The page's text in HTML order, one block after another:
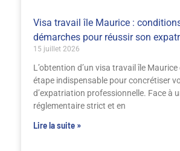
Visa travail île Maurice :
démarches pour réussir son
15 juillet 2026
L’obtention d’un visa travail île
étape indispensable pour concrétiser
d’expatriation professionnelle. Face à
réglementaire strict et en
Lire la suite »